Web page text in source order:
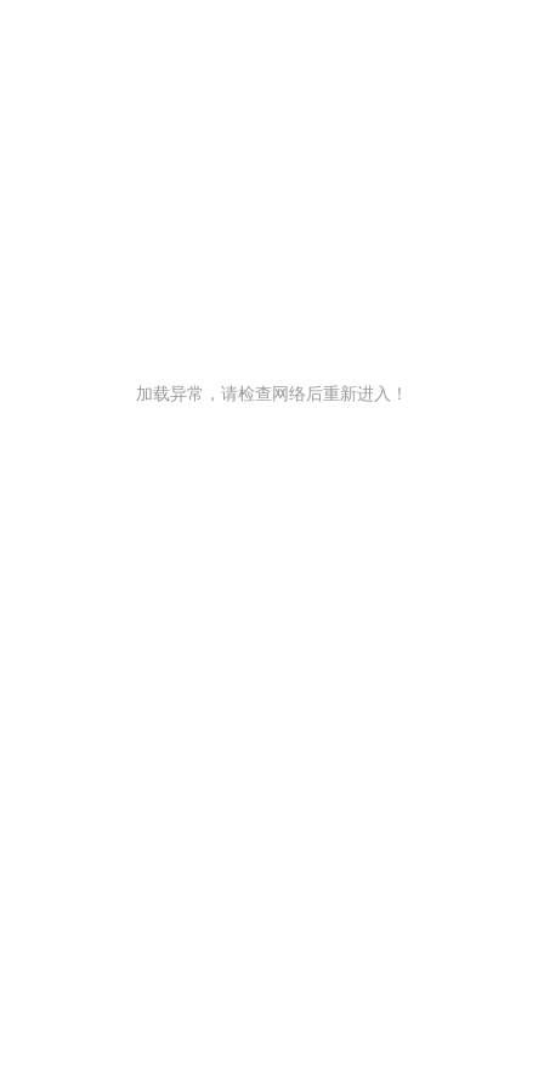
加载异常，请检查网络后重新进入！